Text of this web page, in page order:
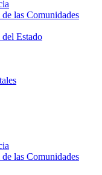
las Comunidades
Estado
las Comunidades